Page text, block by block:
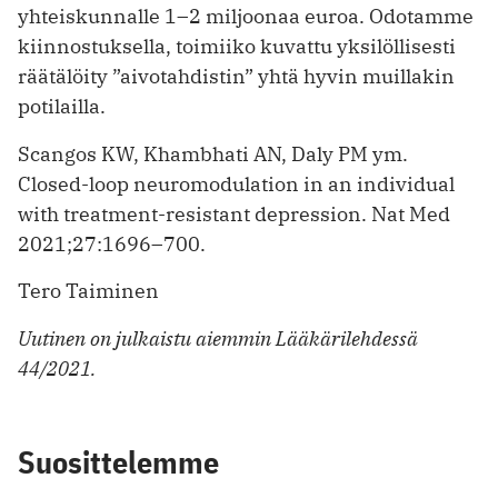
yhteiskunnalle 1–2 miljoonaa euroa. Odotamme
kiinnostuksella, toimiiko kuvattu yksilöllisesti
räätälöity ”aivotahdistin” yhtä hyvin muillakin
potilailla.
Scangos KW, Khambhati AN, Daly PM ym.
Closed-loop neuromodulation in an individual
with treatment-resistant depression. Nat Med
2021;27:1696–700.
Tero Taiminen
Uutinen on julkaistu aiemmin Lääkärilehdessä
44/2021.
Suosittelemme